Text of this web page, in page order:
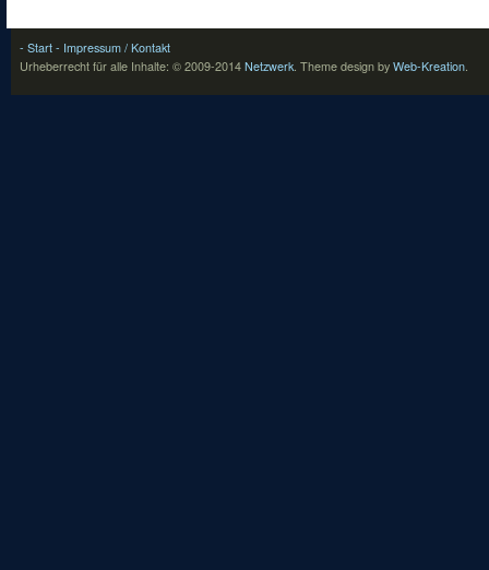
- Start - Impressum / Kontakt
Urheberrecht für alle Inhalte: © 2009-2014 Netzwerk. Theme design by Web-Kreation.